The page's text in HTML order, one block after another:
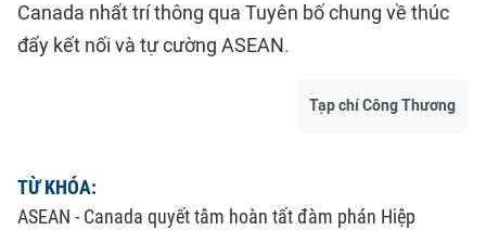
Canada nhất trí thông qua Tuyên bố chung về thúc
đẩy kết nối và tự cường ASEAN.
Tạp chí Công Thương
TỪ KHÓA:
ASEAN - Canada quyết tâm hoàn tất đàm phán Hiệp